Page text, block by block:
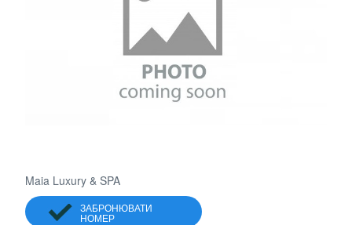
Maia Luxury & SPA
ЗАБРОНЮВАТИ
НОМЕР